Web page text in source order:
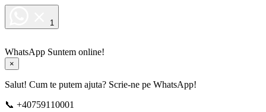
1
WhatsApp Suntem online!
×
Salut! Cum te putem ajuta? Scrie-ne pe WhatsApp!
📞 +40759110001